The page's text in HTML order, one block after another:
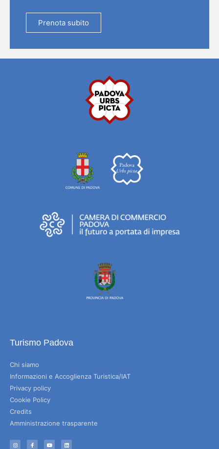
Prenota subito
Turismo Padova
Chi siamo
Informazioni e Accoglienza Turistica/IAT
Privacy policy
Cookie Policy
Credits
Amministrazione trasparente